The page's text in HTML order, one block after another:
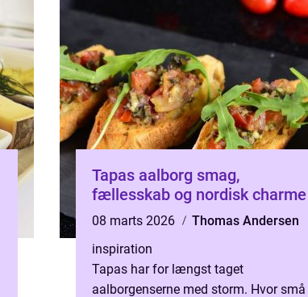
Tapas aalborg smag,
fællesskab og nordisk charme
08 marts 2026
Thomas Andersen
inspiration
Tapas har for længst taget
aalborgenserne med storm. Hvor små